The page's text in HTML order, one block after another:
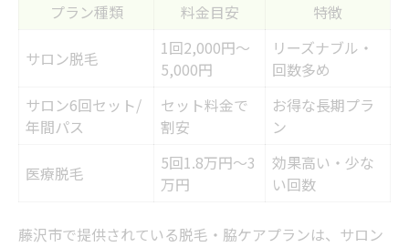
プラン種類 料金目安 特徴
サロン脱毛
1回2,000円〜
5,000円
リーズナブル・
回数多め
サロン6回セット/
年間パス
セット料金で
割安
お得な長期プラ
ン
医療脱毛
5回1.8万円〜3
万円
効果高い・少な
い回数
藤沢市で提供されている脱毛・脇ケアプランは、サロン